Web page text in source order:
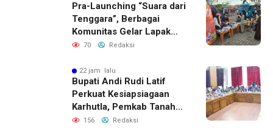
Pra-Launching “Suara dari
Tenggara”, Berbagai
Komunitas Gelar Lapak
Baca di Bandara Bersujud
70 Redaksi
22 jam lalu
Bupati Andi Rudi Latif
Perkuat Kesiapsiagaan
Karhutla, Pemkab Tanah
Bumbu Aktifkan Posko
156 Redaksi